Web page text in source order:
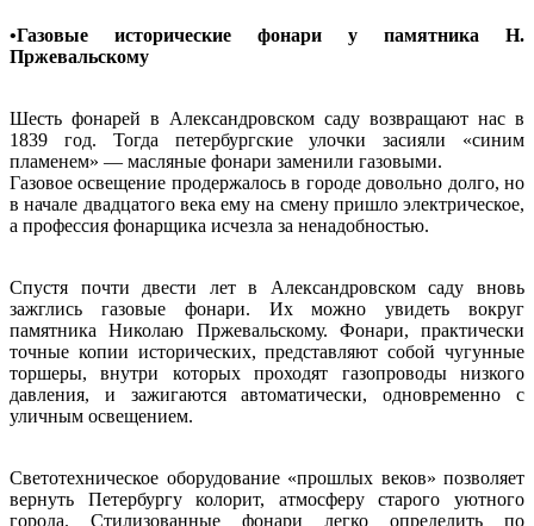
•Газовые исторические фонари у памятника Н.
Пржевальскому
Шесть фонарей в Александровском саду возвращают нас в
1839 год. Тогда петербургские улочки засияли «синим
пламенем» — масляные фонари заменили газовыми.
Газовое освещение продержалось в городе довольно долго, но
в начале двадцатого века ему на смену пришло электрическое,
а профессия фонарщика исчезла за ненадобностью.
Спустя почти двести лет в Александровском саду вновь
зажглись газовые фонари. Их можно увидеть вокруг
памятника Николаю Пржевальскому. Фонари, практически
точные копии исторических, представляют собой чугунные
торшеры, внутри которых проходят газопроводы низкого
давления, и зажигаются автоматически, одновременно с
уличным освещением.
Светотехническое оборудование «прошлых веков» позволяет
вернуть Петербургу колорит, атмосферу старого уютного
города. Стилизованные фонари легко определить по